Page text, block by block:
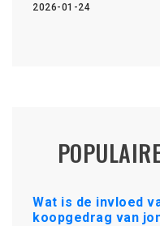
2026-01-24
Wat is de invloed
koopgedrag van